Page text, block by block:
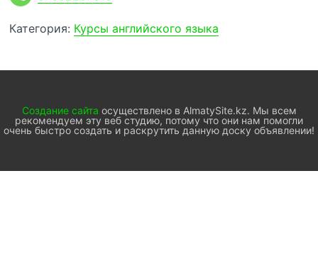
Категория: Курсы английского языка
Создание сайта осуществлено в AlmatySite.kz. Мы всем
рекомендуем эту веб студию, потому что они нам помогли
очень быстро создать и раскрутить данную доску объявлении!